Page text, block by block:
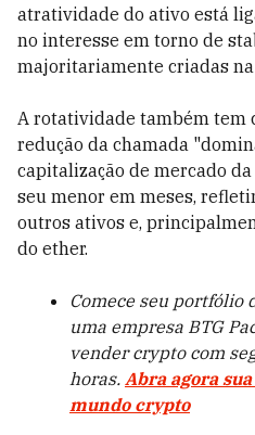
atratividade do ativo está
no interesse em torno de
majoritariamente criadas na
A rotatividade também tem
redução da chamada
capitalização de mercado
seu menor em meses,
outros ativos e,
do ether.
Comece seu portfólio
uma empresa BTG
vender crypto com
horas. Abra agora
mundo crypto